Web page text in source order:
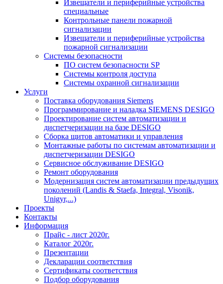
Извещатели и периферийные устройства
специальные
Контрольные панели пожарной
сигнализации
Извещатели и периферийные устройства
пожарной сигнализации
Системы безопасности
ПО систем безопасности SP
Системы контроля доступа
Системы охранной сигнализации
Услуги
Поставка оборудования Siemens
Программирование и наладка SIEMENS DESIGO
Проектирование систем автоматизации и
диспетчеризации на базе DESIGO
Сборка щитов автоматики и управления
Монтажные работы по системам автоматизации и
диспетчеризации DESIGO
Сервисное обслуживание DESIGO
Ремонт оборудования
Модернизация систем автоматизации предыдущих
поколений (Landis & Staefa, Integral, Visonik,
Unigyr,...)
Проекты
Контакты
Информация
Прайс - лист 2020г.
Каталог 2020г.
Презентации
Декларации соответствия
Сертификаты соответствия
Подбор оборудования